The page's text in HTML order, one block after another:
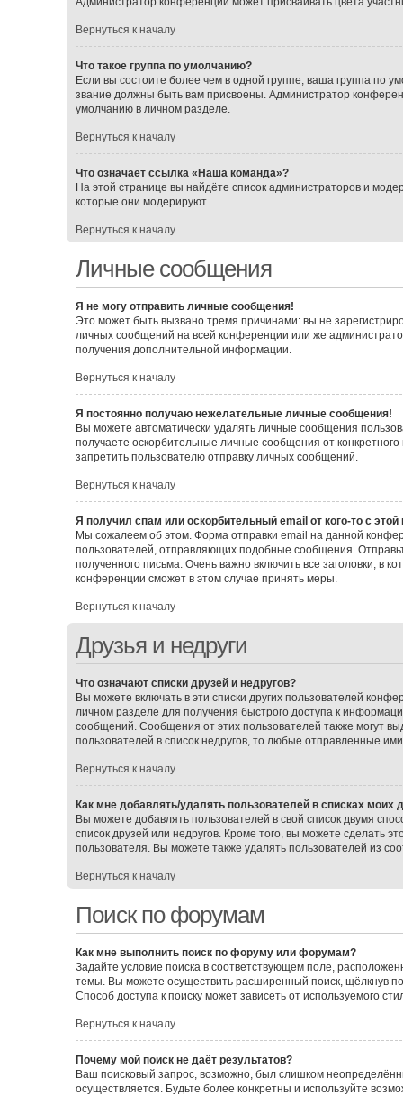
Вернуться к началу
Что такое группа по умолчанию?
Если вы состоите более чем в одной группе, ваша группа по
звание должны быть вам присвоены. Администратор
умолчанию в личном разделе.
Вернуться к началу
Что означает ссылка «Наша команда»?
На этой странице вы найдёте список администраторов и
которые они модерируют.
Вернуться к началу
Личные сообщения
Я не могу отправить личные сообщения!
Это может быть вызвано тремя причинами: вы не
личных сообщений на всей конференции или же
получения дополнительной информации.
Вернуться к началу
Я постоянно получаю нежелательные личные сообщения!
Вы можете автоматически удалять личные сообщения
получаете оскорбительные личные сообщения от
запретить пользователю отправку личных сообщений.
Вернуться к началу
Я получил спам или оскорбительный email от кого-то с
Мы сожалеем об этом. Форма отправки email на данной
пользователей, отправляющих подобные сообщения.
полученного письма. Очень важно включить все заголовки, в
конференции сможет в этом случае принять меры.
Вернуться к началу
Друзья и недруги
Что означают списки друзей и недругов?
Вы можете включать в эти списки других пользователей
личном разделе для получения быстрого доступа к
сообщений. Сообщения от этих пользователей также могут
пользователей в список недругов, то любые отправленные
Вернуться к началу
Как мне добавлять/удалять пользователей в списках моих
Вы можете добавлять пользователей в свой список двумя
список друзей или недругов. Кроме того, вы можете сделать
пользователя. Вы можете также удалять пользователей из
Вернуться к началу
Поиск по форумам
Как мне выполнить поиск по форуму или форумам?
Задайте условие поиска в соответствующем поле,
темы. Вы можете осуществить расширенный поиск, щёлкнув
Способ доступа к поиску может зависеть от используемого
Вернуться к началу
Почему мой поиск не даёт результатов?
Ваш поисковый запрос, возможно, был слишком
осуществляется. Будьте более конкретны и используйте